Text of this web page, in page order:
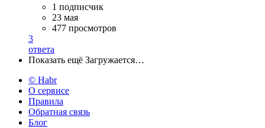
1 подписчик
23 мая
477 просмотров
3
ответа
Показать ещё Загружается…
© Habr
О сервисе
Правила
Обратная связь
Блог